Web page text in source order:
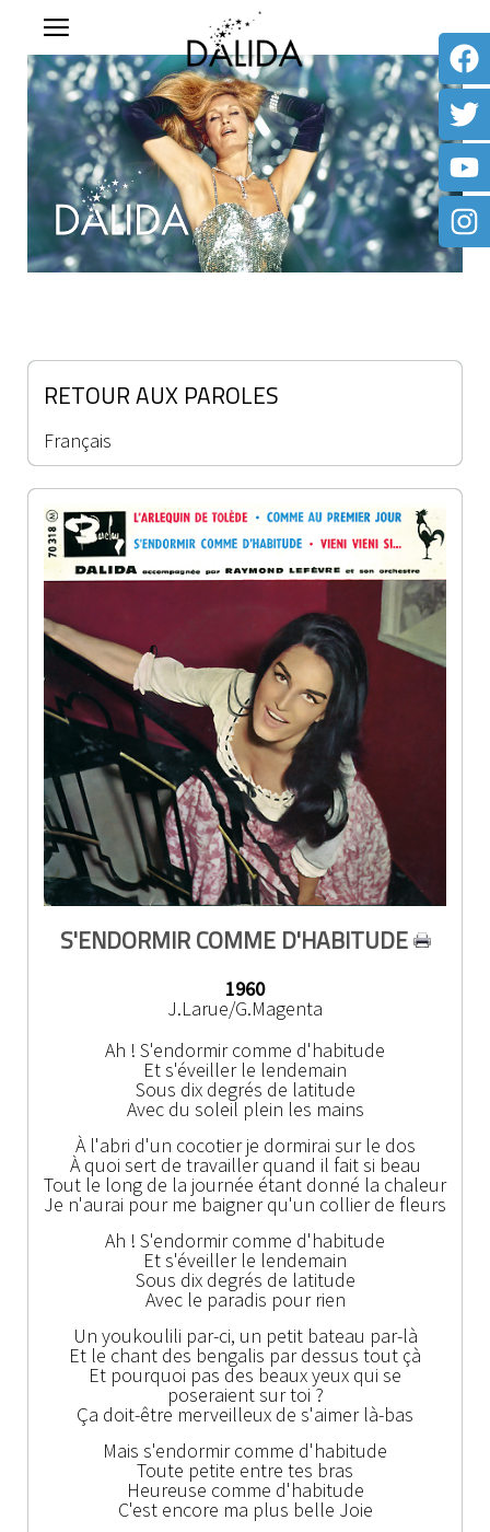
RETOUR AUX PAROLES
Français
S'ENDORMIR COMME D'HABITUDE
1960
J.Larue/G.Magenta
Ah ! S'endormir comme d'habitude
Et s'éveiller le lendemain
Sous dix degrés de latitude
Avec du soleil plein les mains
À l'abri d'un cocotier je dormirai sur le dos
À quoi sert de travailler quand il fait si beau
Tout le long de la journée étant donné la chaleur
Je n'aurai pour me baigner qu'un collier de fleurs
Ah ! S'endormir comme d'habitude
Et s'éveiller le lendemain
Sous dix degrés de latitude
Avec le paradis pour rien
Un youkoulili par-ci, un petit bateau par-là
Et le chant des bengalis par dessus tout çà
Et pourquoi pas des beaux yeux qui se
poseraient sur toi ?
Ça doit-être merveilleux de s'aimer là-bas
Mais s'endormir comme d'habitude
Toute petite entre tes bras
Heureuse comme d'habitude
C'est encore ma plus belle Joie